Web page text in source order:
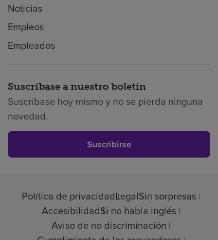
Noticias
Empleos
Empleados
Suscríbase a nuestro boletín
Suscríbase hoy mismo y no se pierda ninguna
novedad.
Suscribirse
Política de privacidadLegalSin sorpresas
AccesibilidadSi no habla inglés
Aviso de no discriminación